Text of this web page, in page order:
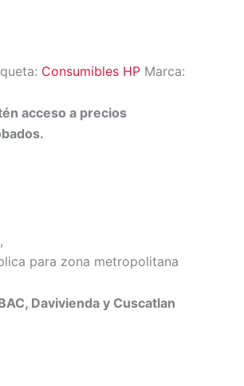
Consumibles HP Marca:
acceso a precios
para zona metropolitana
Davivienda y Cuscatlan